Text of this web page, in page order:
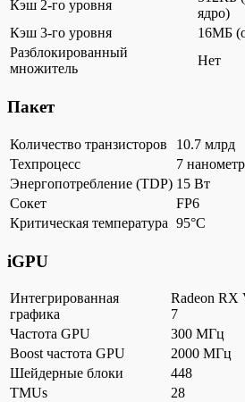
Кэш 2-го уровня
ядро)
Кэш 3-го уровня
16МБ
Разблокированный
множитель
Нет
Пакет
Количество транзисторов 10.7 млрд
Техпроцесс
7
Энергопотребление (TDP) 15 Вт
Сокет
FP6
Критическая температура 95°C
iGPU
Интегрированная
графика
Radeon RX
7
Частота GPU
300 МГц
Boost частота GPU
2000 МГц
Шейдерные блоки
448
TMUs
28